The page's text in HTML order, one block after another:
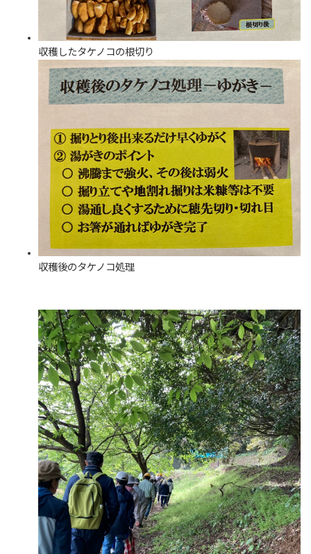
収穫したタケノコの根切り
収穫後のタケノコ処理